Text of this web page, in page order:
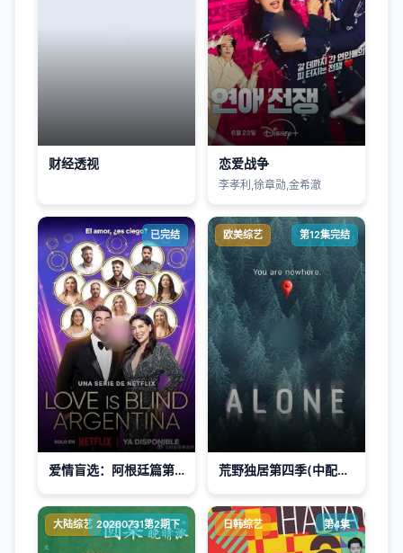
财经透视 恋爱战争
李孝利,徐章勋,金希澈
已完结
爱情盲选：阿根廷篇第二季
欧美综艺 第12集完结
荒野独居第四季(中配版)
大陆综艺 20260731第2期下 日韩综艺 第4集